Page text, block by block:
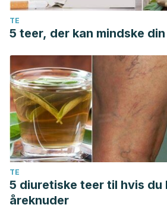
TE
5 teer, der kan mindske
TE
5 diuretiske teer til hvis du
åreknuder